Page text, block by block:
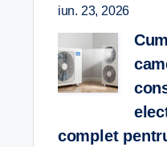
iun. 23, 2026
complet